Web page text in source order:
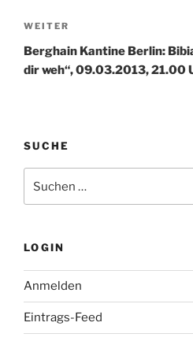
Nächster
Beitrag
WEITER
Berghain Kantine Berlin:
dir weh“, 09.03.2013, 21.00
SUCHE
nach:
LOGIN
Anmelden
Eintrags-Feed